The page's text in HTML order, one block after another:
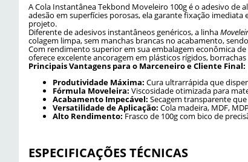
A Cola Instantânea Tekbond Moveleiro 100g é o adesivo
adesão em superfícies porosas, ela garante fixação
projeto.
Diferente de adesivos instantâneos genéricos, a linha
colagem limpa, sem manchas brancas no acabamento,
Com rendimento superior em sua embalagem econômica
oferece excelente ancoragem em plásticos rígidos,
Principais Vantagens para o Marceneiro e Cliente Final:
Produtividade Máxima: Cura ultrarrápida que
Fórmula Moveleira: Viscosidade otimizada para
Acabamento Impecável: Secagem transparente
Versatilidade de Aplicação: Cola madeira, MDF,
Alto Rendimento:Frasco de 100g com bico de
ESPECIFICAÇÕES TÉCNICAS